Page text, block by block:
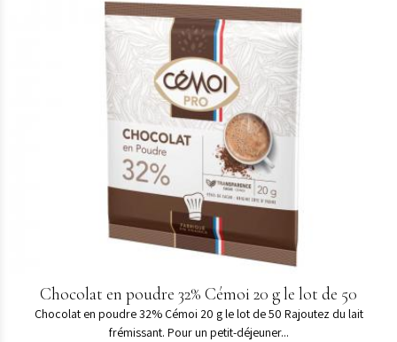
Chocolat en poudre 32% Cémoi 20 g le lot de 50
Chocolat en poudre 32% Cémoi 20 g le lot de 50 Rajoutez du lait
frémissant. Pour un petit-déjeuner...